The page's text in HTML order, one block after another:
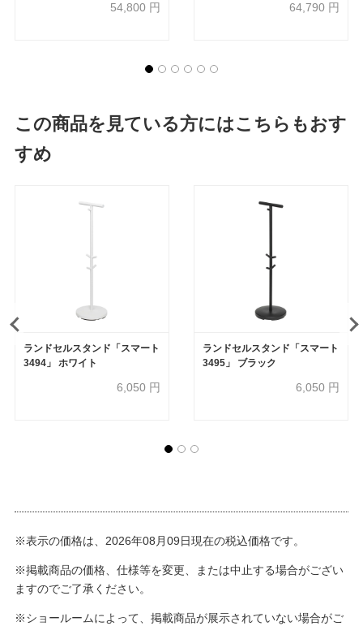
54,800 円 64,790 円
この商品を見ている方にはこちらもおす
すめ
ランドセルスタンド「スマート
3494」 ホワイト
6,050 円
ランドセルスタンド「スマート
3495」 ブラック
6,050 円
※表示の価格は、2026年08月09日現在の税込価格です。
※掲載商品の価格、仕様等を変更、または中止する場合がござい
ますのでご了承ください。
※ショールームによって、掲載商品が展示されていない場合がご